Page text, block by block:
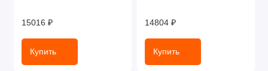
15016 ₽
Купить
14804 ₽
Купить